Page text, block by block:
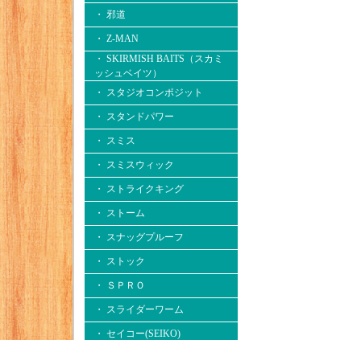
・ 邪道
・ Z-MAN
・ SKIRMISH BAITS（スカミ
ッシュベイツ）
・ スタジオコンポジット
・ スタンドパワー
・ スミス
・ スミスウィック
・ ストライクキング
・ ストーム
・ スナッグプルーフ
・ ストック
・ ＳＰＲＯ
・ スライダーワーム
・ セイコー(SEIKO)